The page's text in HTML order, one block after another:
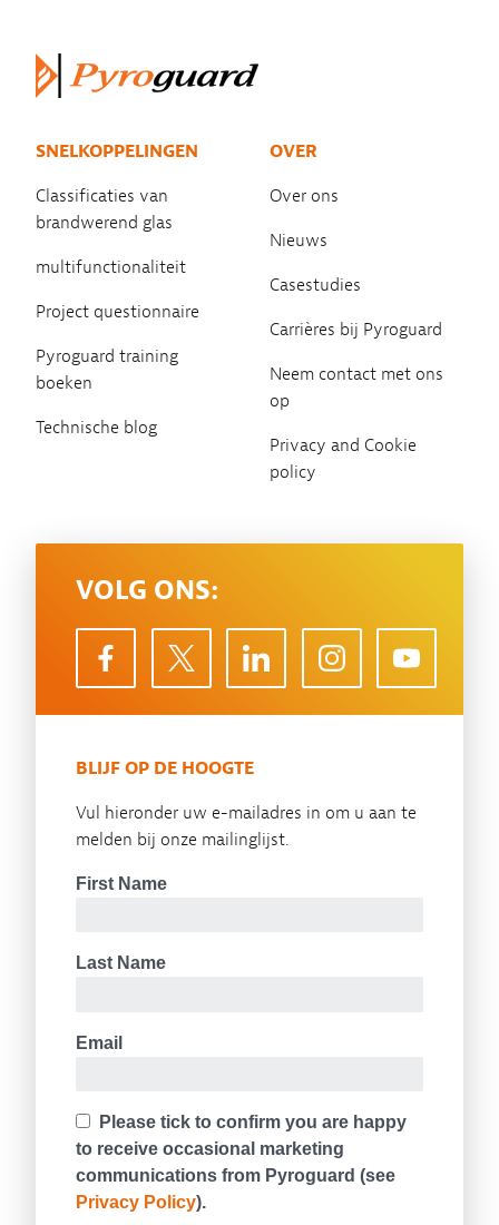
SNELKOPPELINGEN
Classificaties van
brandwerend glas
multifunctionaliteit
Project questionnaire
Pyroguard training
boeken
Technische blog
OVER
Over ons
Nieuws
Casestudies
Carrières bij Pyroguard
Neem contact met ons
op
Privacy and Cookie
policy
VOLG ONS:
BLIJF OP DE HOOGTE
Vul hieronder uw e-mailadres in om u aan te
melden bij onze mailinglijst.